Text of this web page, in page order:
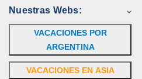
Nuestras Webs:
VACACIONES POR
ARGENTINA
VACACIONES EN ASIA